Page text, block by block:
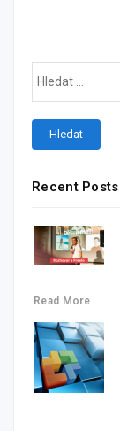
Recent Posts
Read More